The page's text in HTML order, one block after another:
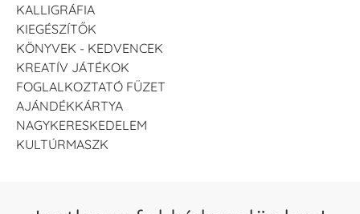
KALLIGRÁFIA
KIEGÉSZÍTŐK
KÖNYVEK - KEDVENCEK
KREATÍV JÁTÉKOK
FOGLALKOZTATÓ FÜZET
AJÁNDÉKKÁRTYA
NAGYKERESKEDELEM
KULTÚRMASZK